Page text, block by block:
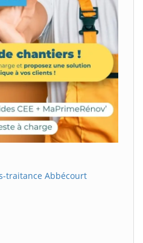
traitance Abbécourt